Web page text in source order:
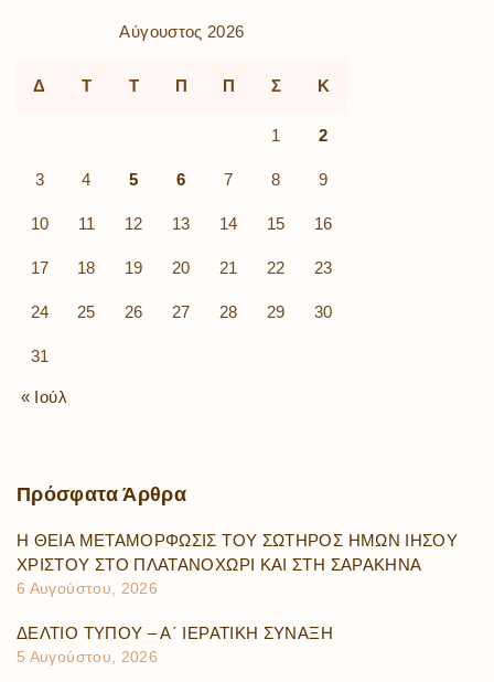
Αύγουστος 2026
Δ Τ Τ Π Π Σ Κ
1 2
3 4 5 6 7 8 9
10 11 12 13 14 15 16
17 18 19 20 21 22 23
24 25 26 27 28 29 30
31
« Ιούλ
Πρόσφατα Άρθρα
Η ΘΕΙΑ ΜΕΤΑΜΟΡΦΩΣΙΣ ΤΟΥ ΣΩΤΗΡΟΣ ΗΜΩΝ ΙΗΣΟΥ
ΧΡΙΣΤΟΥ ΣΤΟ ΠΛΑΤΑΝΟΧΩΡΙ ΚΑΙ ΣΤΗ ΣΑΡΑΚΗΝΑ
6 Αυγούστου, 2026
ΔΕΛΤΙΟ ΤΥΠΟΥ – Α΄ ΙΕΡΑΤΙΚΗ ΣΥΝΑΞΗ
5 Αυγούστου, 2026